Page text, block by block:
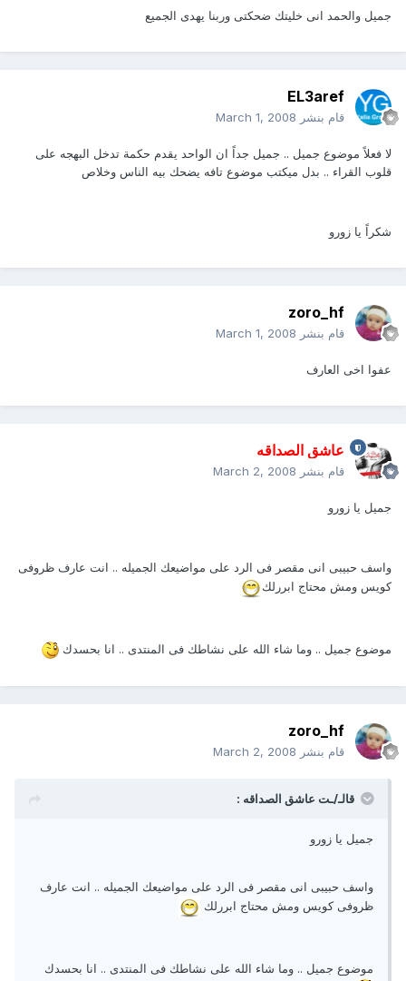
جميل والحمد انى خليتك ضحكتى وربنا يهدى الجميع
EL3aref
قام بنشر March 1, 2008
لا فعلاً موضوع جميل .. جميل جداً ان الواحد يقدم حكمة تدخل البهجه على
قلوب القراء .. بدل ميكتب موضوع تافه يضحك بيه الناس وخلاص
شكراً يا زورو
zoro_hf
قام بنشر March 1, 2008
عفوا اخى العارف
عاشق الصداقه
قام بنشر March 2, 2008
جميل يا زورو
واسف حبيبى انى مقصر فى الرد على مواضيعك الجميله .. انت عارف ظروفى
كويس ومش محتاج ابررلك
موضوع جميل .. وما شاء الله على نشاطك فى المنتدى .. انا بحسدك
zoro_hf
قام بنشر March 2, 2008
قالـ/ـت عاشق الصداقه :
جميل يا زورو
واسف حبيبى انى مقصر فى الرد على مواضيعك الجميله .. انت عارف
ظروفى كويس ومش محتاج ابررلك
موضوع جميل .. وما شاء الله على نشاطك فى المنتدى .. انا بحسدك